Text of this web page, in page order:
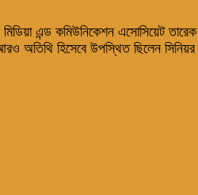
এন্ড কমিউনিকেশন এসোসিয়েট
অতিথি হিসেবে উপস্থিত ছিলেন সিনিয়র